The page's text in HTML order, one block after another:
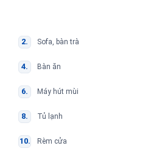
Sofa, bàn trà
Bàn ăn
Máy hút mùi
Tủ lạnh
Rèm cửa